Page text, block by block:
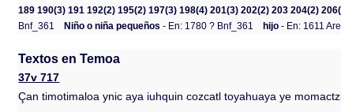
189 190(3) 191 192(2) 195(2) 197(3) 198(4) 201(3) 202(2) 203 204(2)
Bnf_361
Niño o niña pequeños - En: 1780 ? Bnf_361 hijo - En: 1611
Textos en Temoa
37v 717
Çan timotimaloa ynic aya iuhquin cozcatl toyahuaya ye